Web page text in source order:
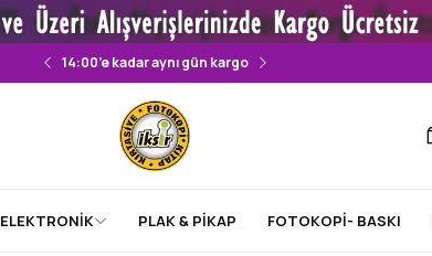
14:00’e kadar aynı gün kargo
ELEKTRONİK PLAK & PİKAP FOTOKOPİ- BASKI